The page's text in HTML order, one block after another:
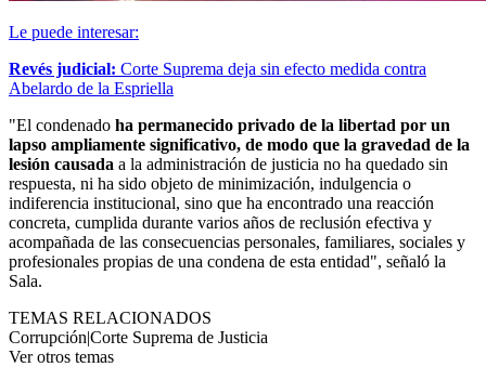
Le puede interesar:
Revés judicial: Corte Suprema deja sin efecto medida contra
Abelardo de la Espriella
"El condenado ha permanecido privado de la libertad por un
lapso ampliamente significativo, de modo que la gravedad de la
lesión causada a la administración de justicia no ha quedado sin
respuesta, ni ha sido objeto de minimización, indulgencia o
indiferencia institucional, sino que ha encontrado una reacción
concreta, cumplida durante varios años de reclusión efectiva y
acompañada de las consecuencias personales, familiares, sociales y
profesionales propias de una condena de esta entidad", señaló la
Sala.
TEMAS RELACIONADOS
Corrupción|Corte Suprema de Justicia
Ver otros temas